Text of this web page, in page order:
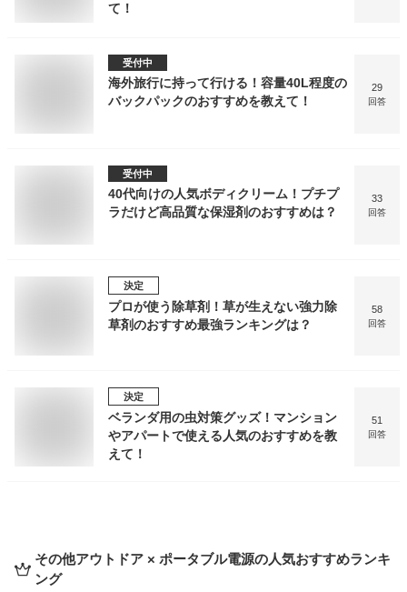
て！
受付中
海外旅行に持って行ける！容量40L程度の
バックパックのおすすめを教えて！
29
回答
受付中
40代向けの人気ボディクリーム！プチプ
ラだけど高品質な保湿剤のおすすめは？
33
回答
決定
プロが使う除草剤！草が生えない強力除
草剤のおすすめ最強ランキングは？
58
回答
決定
ベランダ用の虫対策グッズ！マンション
やアパートで使える人気のおすすめを教
えて！
51
回答
その他アウトドア × ポータブル電源の人気おすすめランキ
ング